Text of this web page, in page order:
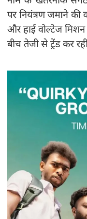
पर नियंत्रण जमाने की
और हाई वोल्टेज
बीच तेजी से ट्रेंड कर